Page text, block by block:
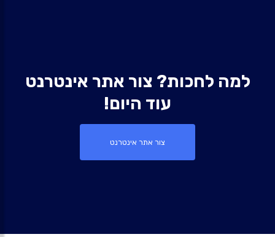
למה לחכות? צור אתר אינטרנט
עוד היום!
צור אתר אינטרנט